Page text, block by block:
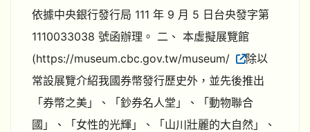
依據中央銀行發行局 111 年 9 月 5 日台央發字第
1110033038 號函辦理。 二、 本虛擬展覽館
(https://museum.cbc.gov.tw/museum/
除以
常設展覽介紹我國券幣發行歷史外，並先後推出
「券幣之美」、「鈔券名人堂」、「動物聯合
國」、「女性的光輝」、「山川壯麗的大自然」、